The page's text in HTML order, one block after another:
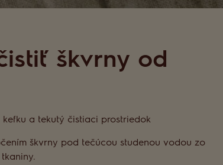
škvrny od
kefku a tekutý čistiaci prostriedok
škvrny pod tečúcou studenou vodou zo